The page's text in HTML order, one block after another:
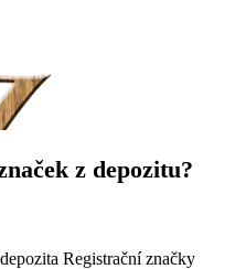
z depozitu?
Registrační značky